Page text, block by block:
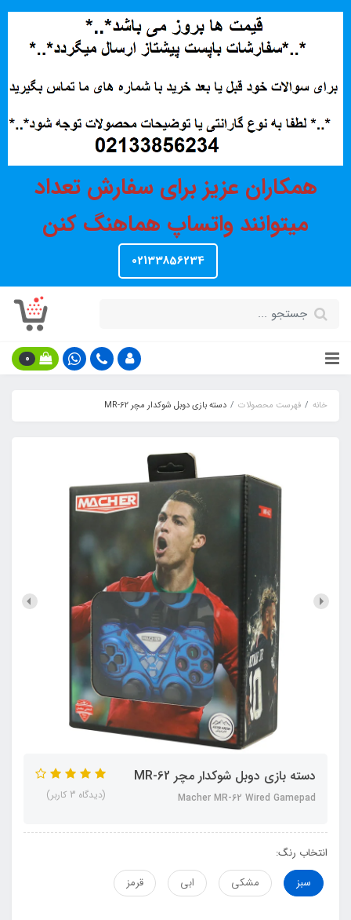
همکاران عزیز برای سفارش تعداد
میتوانند واتساپ هماهنگ کنن
02133856234
0
خانه فهرست محصولات دسته بازی دوبل شوکدار مچر MR-62
دسته بازی دوبل شوکدار مچر MR-62
Macher MR-62 Wired Gamepad (دیدگاه 3 کاربر)
انتخاب رنگ:
سبز
مشکی ابی قرمز